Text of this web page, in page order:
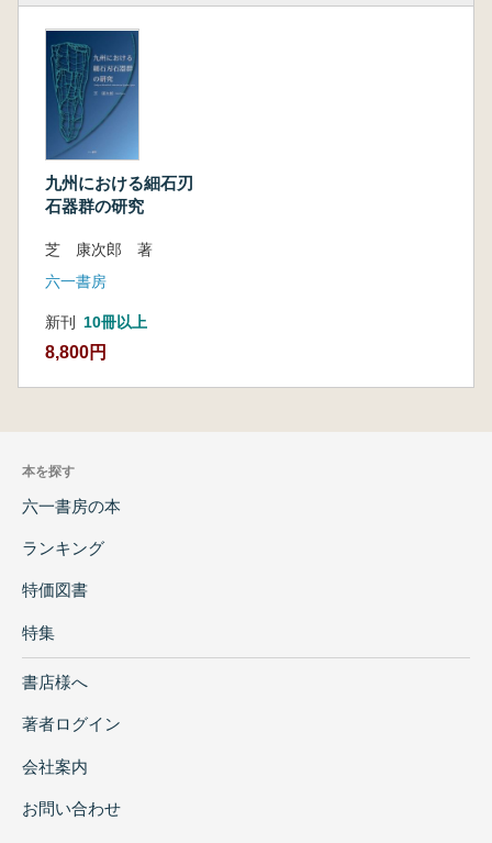
付表 分析対象遺跡石材データ
九州における細石刃
石器群の研究
芝 康次郎 著
六一書房
新刊 10冊以上
8,800円
本を探す
六一書房の本
ランキング
特価図書
特集
書店様へ
著者ログイン
会社案内
お問い合わせ